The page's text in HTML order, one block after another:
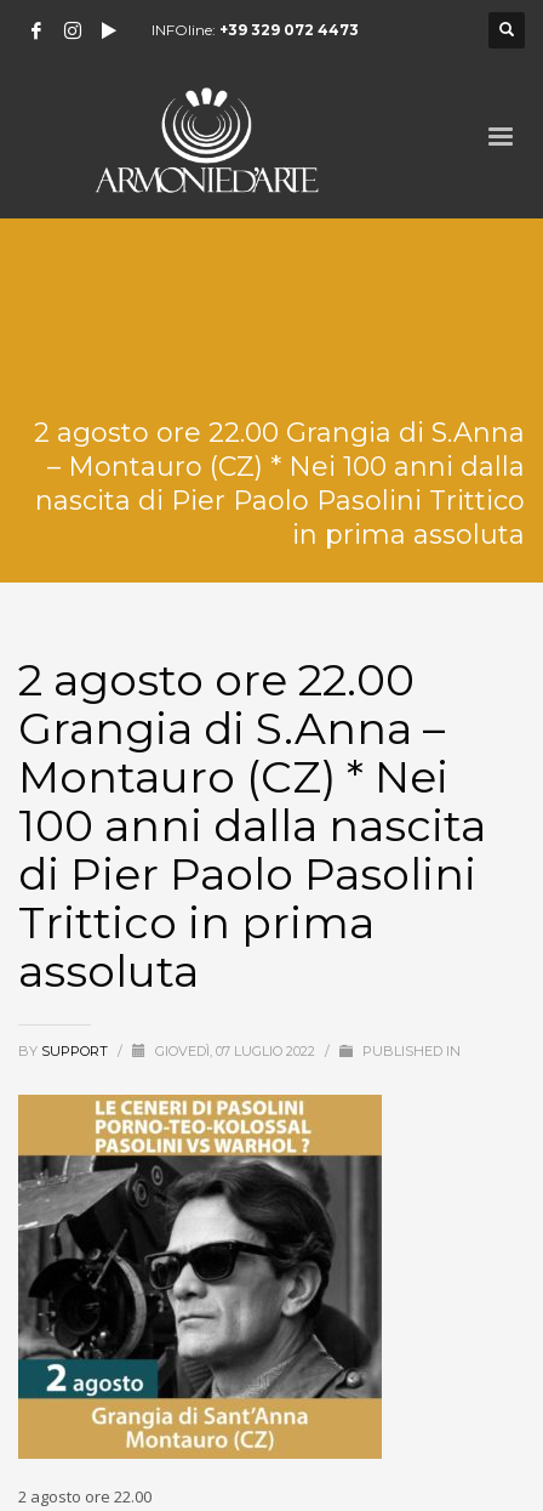
INFOline: +39 329 072 4473
2 agosto ore 22.00 Grangia di S.Anna
– Montauro (CZ) * Nei 100 anni dalla
nascita di Pier Paolo Pasolini Trittico
in prima assoluta
2 agosto ore 22.00
Grangia di S.Anna –
Montauro (CZ) * Nei
100 anni dalla nascita
di Pier Paolo Pasolini
Trittico in prima
assoluta
BY SUPPORT / GIOVEDÌ, 07 LUGLIO 2022 / PUBLISHED IN
2 agosto ore 22.00